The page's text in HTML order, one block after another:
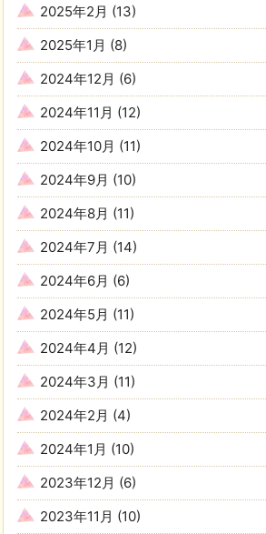
2025年2月 (13)
2025年1月 (8)
2024年12月 (6)
2024年11月 (12)
2024年10月 (11)
2024年9月 (10)
2024年8月 (11)
2024年7月 (14)
2024年6月 (6)
2024年5月 (11)
2024年4月 (12)
2024年3月 (11)
2024年2月 (4)
2024年1月 (10)
2023年12月 (6)
2023年11月 (10)